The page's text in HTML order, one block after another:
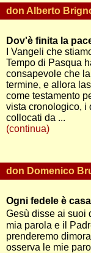
don Alberto
Dov'è finita la
I Vangeli che
Tempo di Pasqua
consapevole che
termine, e allora
come testamento
vista cronologico, i
collocati da ...
(continua)
don Domenico
Ogni fedele è
Gesù disse ai suoi
mia parola e il
prenderemo
osserva le mie